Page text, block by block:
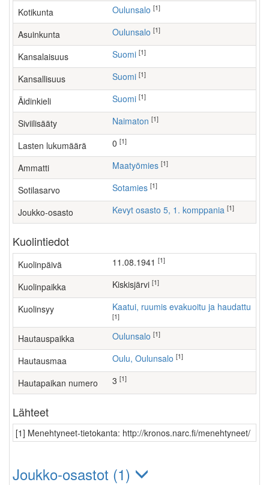
Kotikunta Oulunsalo [1]
Asuinkunta Oulunsalo [1]
Kansalaisuus Suomi [1]
Kansallisuus Suomi [1]
Äidinkieli Suomi [1]
Siviilisääty Naimaton [1]
Lasten lukumäärä [1]
Ammatti maatyömies [1]
Sotilasarvo Sotamies [1]
Joukko-osasto Kevyt osasto 5, 1. komppania [1]
Kuolintiedot
Kuolinpäivä 11.08.1941 [1]
Kuolinpaikka Kiskisjärvi [1]
Kuolinsyy Kaatui, ruumis evakuoitu ja haudattu
[1]
Hautauspaikka Oulunsalo [1]
Hautausmaa Oulu, Oulunsalo [1]
Hautapaikan numero [1]
Lähteet
[1] Menehtyneet-tietokanta: http://kronos.narc.fi/menehtyneet/
Joukko-osastot (1)